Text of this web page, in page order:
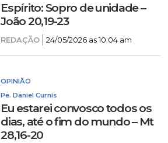
Espírito: Sopro de unidade –
João 20,19-23
REDAÇÃO 24/05/2026 as 10:04 am
OPINIÃO
Pe. Daniel Curnis
Eu estarei convosco todos os
dias, até o fim do mundo – Mt
28,16-20